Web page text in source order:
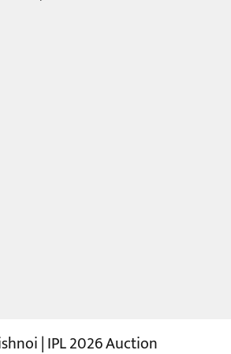
| IPL 2026 Auction